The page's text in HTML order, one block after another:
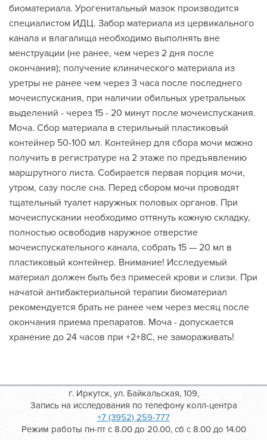
биоматериала. Урогенитальный мазок производится
специалистом ИДЦ. Забор материала из цервикального
канала и влагалища необходимо выполнять вне
менструации (не ранее, чем через 2 дня после
окончания); получение клинического материала из
уретры не ранее чем через 3 часа после последнего
мочеиспускания, при наличии обильных уретральных
выделений - через 15 - 20 минут после мочеиспускания.
Моча. Сбор материала в стерильный пластиковый
контейнер 50-100 мл. Контейнер для сбора мочи можно
получить в регистратуре на 2 этаже по предъявлению
маршрутного листа. Собирается первая порция мочи,
утром, сазу после сна. Перед сбором мочи проводят
тщательный туалет наружных половых органов. При
мочеиспускании необходимо оттянуть кожную складку,
полностью освободив наружное отверстие
мочеиспускательного канала, собрать 15 — 20 мл в
пластиковый контейнер. Внимание! Исследуемый
материал должен быть без примесей крови и слизи. При
начатой антибактериальной терапии биоматериал
рекомендуется брать не ранее чем через месяц после
окончания приема препаратов. Моча - допускается
хранение до 24 часов при +2+8С, не замораживать!
г. Иркутск, ул. Байкальская, 109,
Запись на исследования по телефону колл-центра
+7 (3952) 259-777
Режим работы пн-пт с 8.00 до 20.00, сб с 8.00 до 14.00